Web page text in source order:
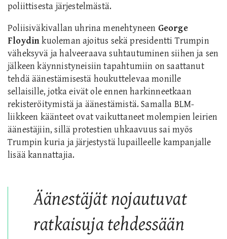
poliittisesta järjestelmästä.
Poliisiväkivallan uhrina menehtyneen George
Floydinkuoleman ajoitus sekä presidentti Trumpin
väheksyvä ja halveeraava suhtautuminen siihen ja sen
jälkeen käynnistyneisiin tapahtumiin on saattanut
tehdä äänestämisestä houkuttelevaa monille
sellaisille, jotka eivät ole ennen harkinneetkaan
rekisteröitymistä ja äänestämistä. Samalla BLM-
liikkeen käänteet ovat vaikuttaneet molempien leirien
äänestäjiin, sillä protestien uhkaavuus sai myös
Trumpin kuria ja järjestystä lupailleelle kampanjalle
lisää kannattajia.
Äänestäjät nojautuvat
ratkaisuja tehdessään